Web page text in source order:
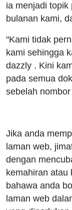
ia menjadi topik
bulanan kami,
"Kami tidak
kami sehingga
dazzly . Kini
pada semua
sebelah
Jika anda
laman web,
dengan
kemahiran atau
bahawa anda
laman web